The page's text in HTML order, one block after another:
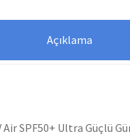
Açıklama
SPF50+ Ultra Güçlü